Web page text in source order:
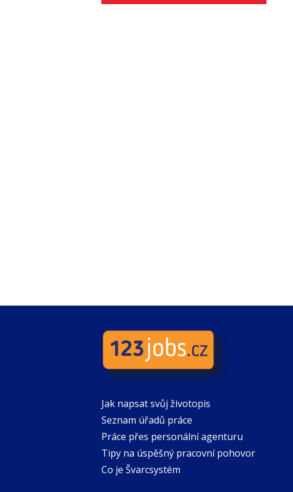
Jak napsat svůj životopis
Seznam úřadů práce
Práce přes personální agenturu
Tipy na úspěšný pracovní pohovor
Co je Švarcsystém